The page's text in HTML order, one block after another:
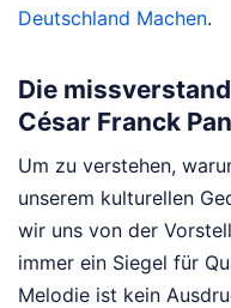
Deutschland Machen.
Die
César Franck
Um zu verstehen,
unserem kulturellen
wir uns von der
immer ein Siegel für
Melodie ist kein